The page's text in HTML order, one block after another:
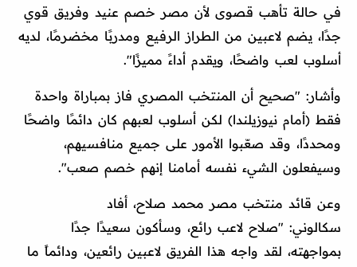
في حالة تأهب قصوى لأن مصر خصم عنيد وفريق قوي
جدًا، يضم لاعبين من الطراز الرفيع ومدربًا مخضرمًا، لديه
أسلوب لعب واضحًا، ويقدم أداءً مميزًا".
وأشار: "صحيح أن المنتخب المصري فاز بمباراة واحدة
فقط (أمام نيوزيلندا) لكن أسلوب لعبهم كان دائمًا واضحًا
ومحددًا، وقد صعّبوا الأمور على جميع منافسيهم،
وسيفعلون الشيء نفسه أمامنا إنهم خصم صعب".
وعن قائد منتخب مصر محمد صلاح، أفاد
سكالوني: "صلاح لاعب رائع، وسأكون سعيدًا جدًا
بمواجهته، لقد واجه هذا الفريق لاعبين رائعين، ودائماً ما